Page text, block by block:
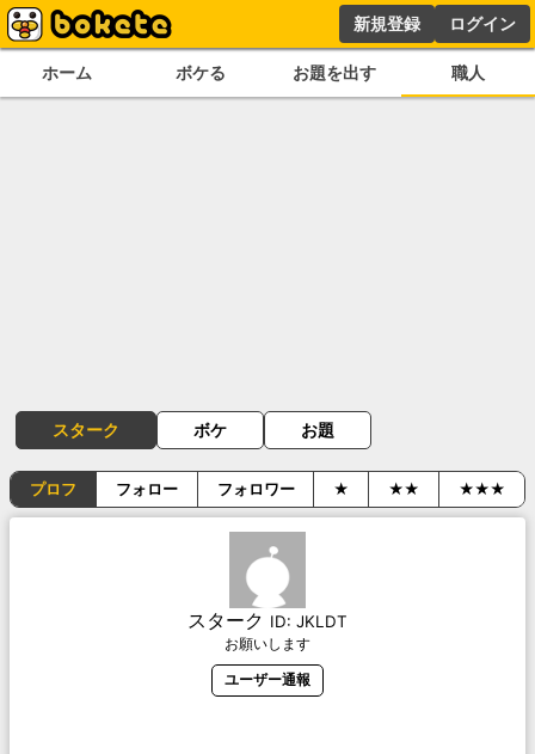
新規登録 ログイン
ホーム ボケる お題を出す 職人
スターク ボケ お題
プロフ フォロー フォロワー ★ ★★ ★★★
スターク ID: JKLDT
お願いします
ユーザー通報